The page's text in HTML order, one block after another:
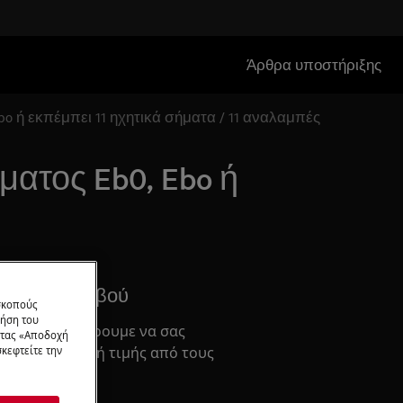
Άρθρα υποστήριξης
ή εκπέμπει 11 ηχητικά σήματα / 11 αναλαμπές
Eb0, Ebo ή
Ραντεβού
όπου μπορουμε να σας
σταθερή τιμής από τους
του
«Αποδοχή
την